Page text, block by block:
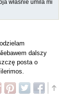
właśnie umila mi
dalszy
posta o